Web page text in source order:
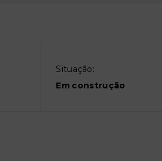
Situação:
Em construção